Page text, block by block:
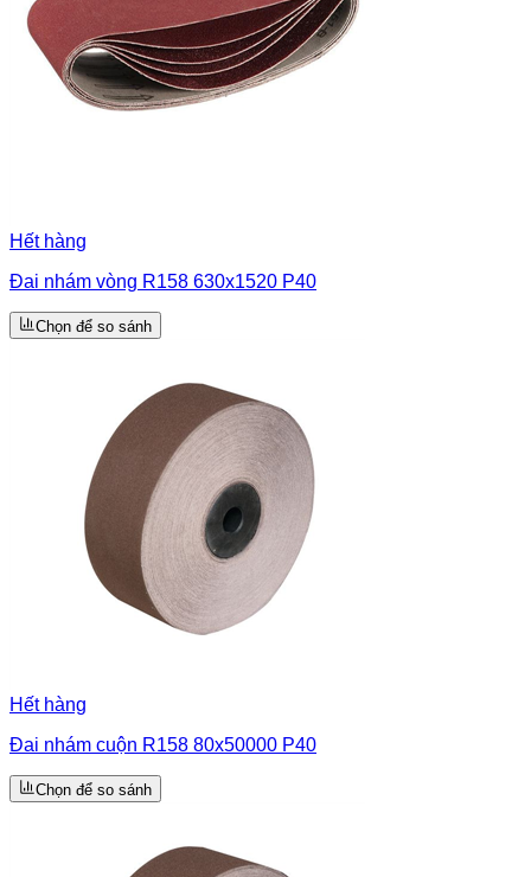
Hết hàng
Đai nhám vòng R158 630x1520 P40
Chọn để so sánh
Hết hàng
Đai nhám cuộn R158 80x50000 P40
Chọn để so sánh